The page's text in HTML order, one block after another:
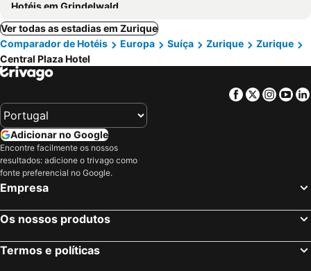
Hotéis em Grindelwald
Ver todas as estadias em Zurique
Comparador de Hotéis
Europa Suíça Zurique
Zurique
Central Plaza Hotel
Facebook
Twitter
Adicionar no Google
Encontre facilmente os nossos
resultados: adicione o trivago como
fonte preferencial no Google.
Empresa
Os nossos produtos
Termos e políticas